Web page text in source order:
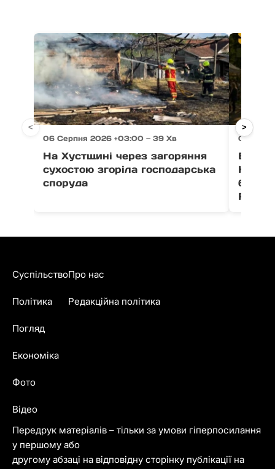
06 Серпня 2026 +03:00 — 39 Хв
На Хустщині через загоряння
сухостою згоріла господарська
споруда
06
В
Fest
< >
Передрук матеріалів – тільки за умови гіперпосилання
у першому або
другому абзаці на відповідну сторінку публікації на
Суспільство
Політика
Погляд
Економіка
Фото
Відео
Про нас
Редакційна політика